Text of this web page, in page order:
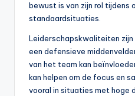
bewust is van zijn rol tijdens
standaardsituaties.
Leiderschapskwaliteiten zijn
een defensieve
van het team kan
kan helpen om de focus en
vooral in situaties met hoge